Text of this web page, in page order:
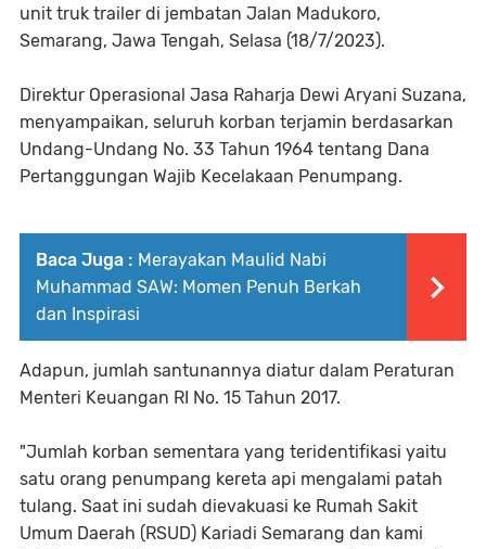
unit truk trailer di jembatan Jalan Madukoro,
Semarang, Jawa Tengah, Selasa (18/7/2023).
Direktur Operasional Jasa Raharja Dewi Aryani Suzana,
menyampaikan, seluruh korban terjamin berdasarkan
Undang-Undang No. 33 Tahun 1964 tentang Dana
Pertanggungan Wajib Kecelakaan Penumpang.
Baca Juga : Merayakan Maulid Nabi
Muhammad SAW: Momen Penuh Berkah
dan Inspirasi
Adapun, jumlah santunannya diatur dalam Peraturan
Menteri Keuangan RI No. 15 Tahun 2017.
"Jumlah korban sementara yang teridentifikasi yaitu
satu orang penumpang kereta api mengalami patah
tulang. Saat ini sudah dievakuasi ke Rumah Sakit
Umum Daerah (RSUD) Kariadi Semarang dan kami